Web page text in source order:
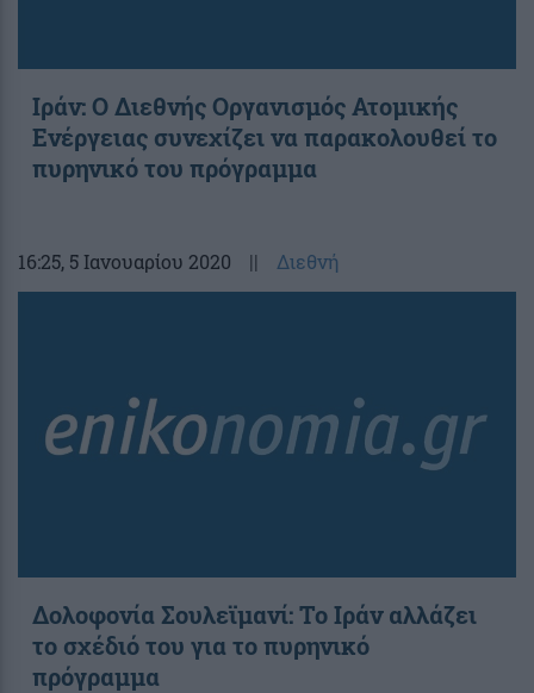
Ιράν: Ο Διεθνής Οργανισμός Ατομικής
Ενέργειας συνεχίζει να παρακολουθεί το
πυρηνικό του πρόγραμμα
16:25, 5 Ιανουαρίου 2020 || Διεθνή
Δολοφονία Σουλεϊμανί: Το Ιράν αλλάζει
το σχέδιό του για το πυρηνικό
πρόγραμμα